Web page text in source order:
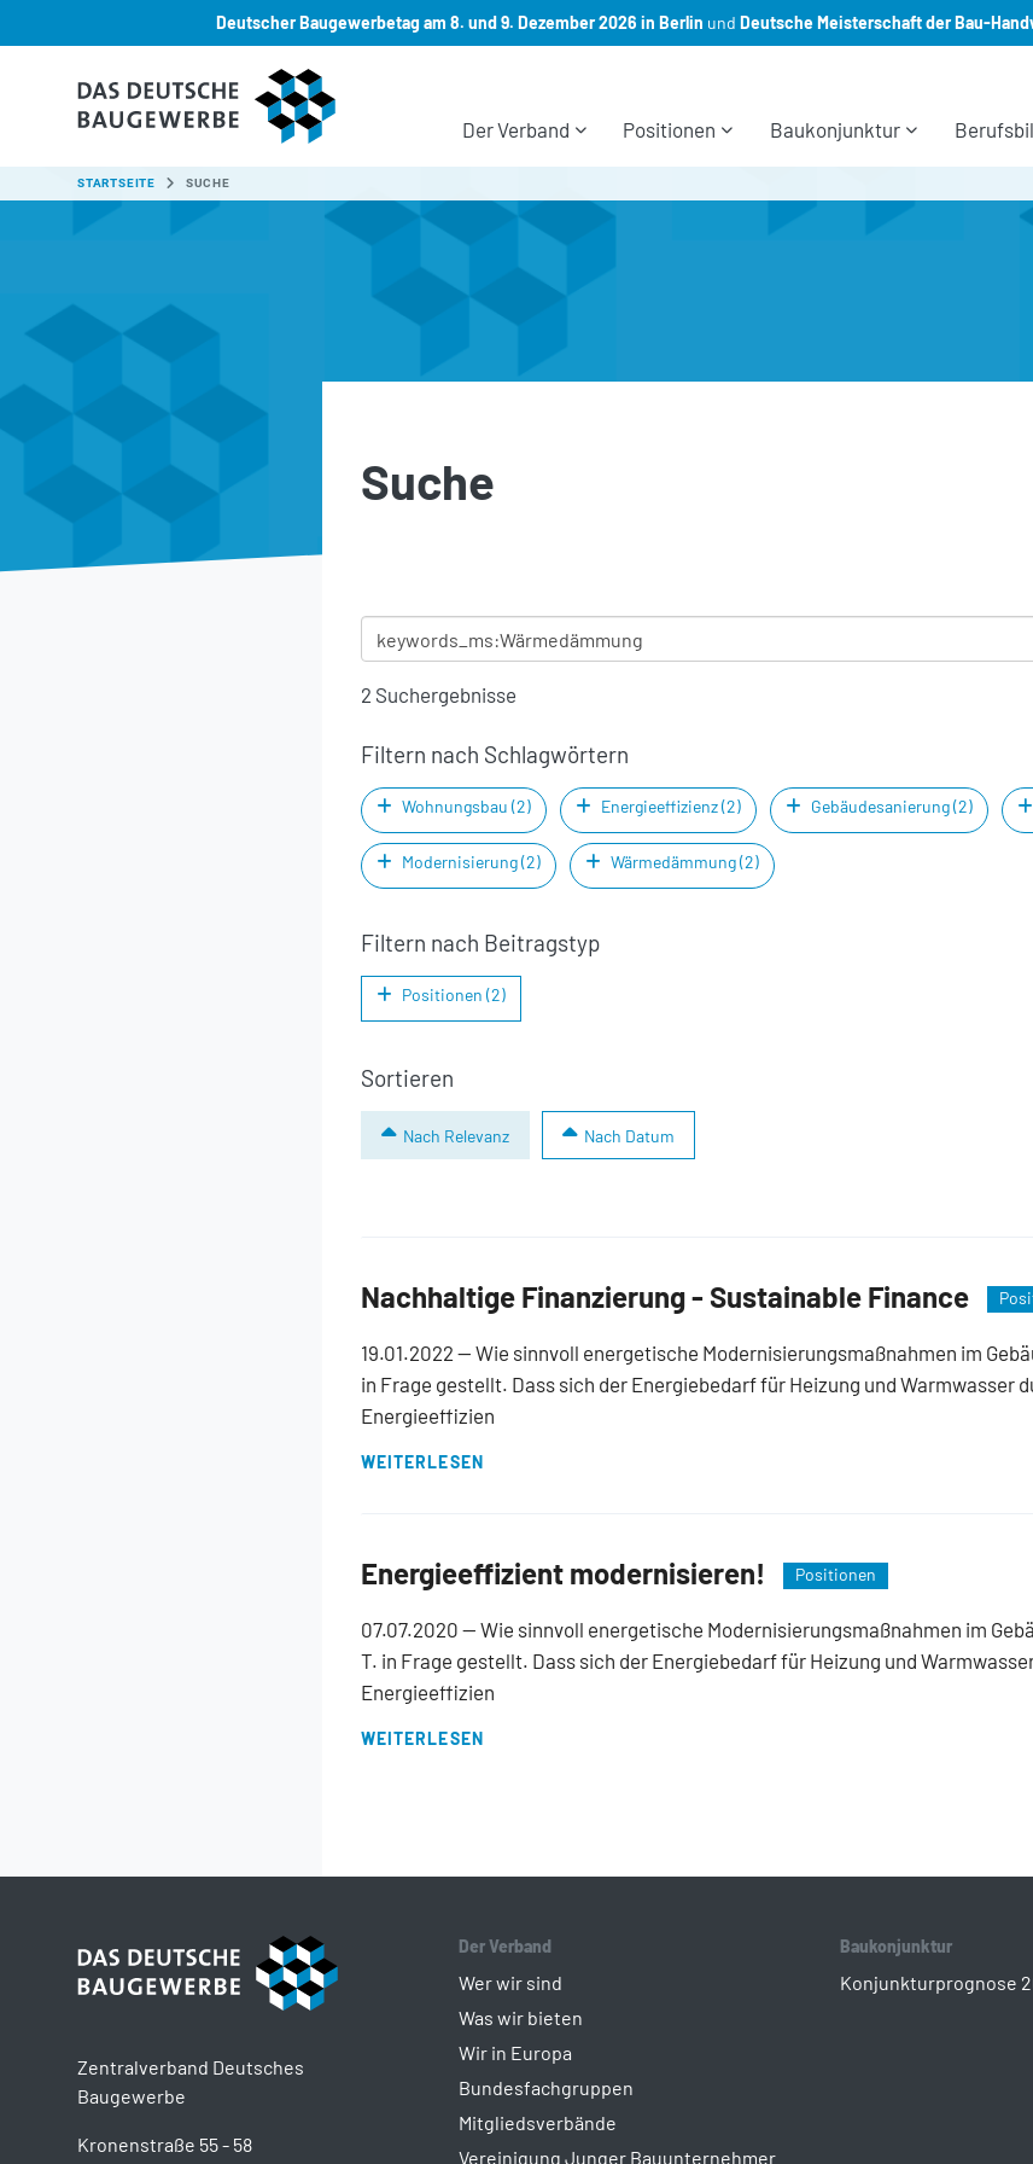
Deutscher Baugewerbetag am 8. und 9. Dezember 2026 in Berlin und Deutsche Meisterschaft der Bau-
Der Verband Positionen Baukonjunktur
SIE SIND HIER:
STARTSEITE SUCHE
Suche
2 Suchergebnisse
Filtern nach Schlagwörtern
Wohnungsbau (2) Energieeffizienz (2) Gebäudesanierung (2)
Modernisierung (2) Wärmedämmung (2)
Filtern nach Beitragstyp
Positionen (2)
Sortieren
Nach Relevanz Nach Datum
Nachhaltige Finanzierung - Sustainable Finance
19.01.2022 — Wie sinnvoll energetische Modernisierungsmaßnahmen im
in Frage gestellt. Dass sich der Energiebedarf für Heizung und Warmwasser
Energieeffizien
WEITERLESEN
Energieeffizient modernisieren! Positionen
07.07.2020 — Wie sinnvoll energetische Modernisierungsmaßnahmen im
T. in Frage gestellt. Dass sich der Energiebedarf für Heizung und
Energieeffizien
WEITERLESEN
Zentralverband Deutsches
Baugewerbe
Kronenstraße 55 - 58
Der Verband
Wer wir sind
Was wir bieten
Wir in Europa
Bundesfachgruppen
Mitgliedsverbände
Vereinigung Junger Bauunternehmer
Baukonjunktur
Konjunkturprognose